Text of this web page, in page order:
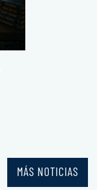
MÁS NOTICIAS